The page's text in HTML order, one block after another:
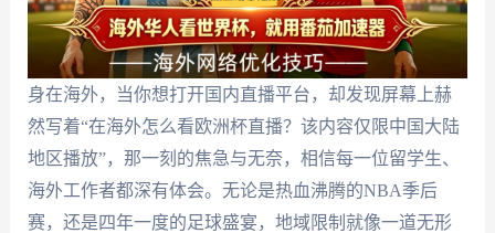
身在海外，当你想打开国内直播平台，却发现屏幕上赫
然写着“在海外怎么看欧洲杯直播？该内容仅限中国大陆
地区播放”，那一刻的焦急与无奈，相信每一位留学生、
海外工作者都深有体会。无论是热血沸腾的NBA季后
赛，还是四年一度的足球盛宴，地域限制就像一道无形